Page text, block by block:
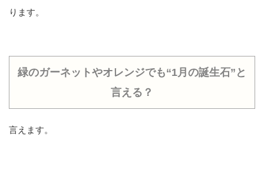
ります。
緑のガーネットやオレンジでも“1月の誕生石”と
言える？
言えます。